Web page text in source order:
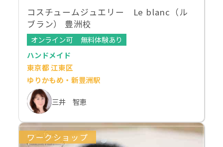
コスチュームジュエリー Le blanc（ル
ブラン） 豊洲校
オンライン可
無料体験あり
ハンドメイド
東京都 江東区
ゆりかもめ・新豊洲駅
三井 智恵
ワークショップ